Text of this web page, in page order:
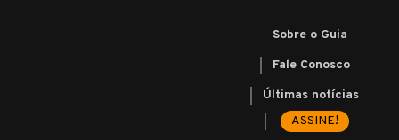
Sobre o Guia
Fale Conosco
Últimas notícias
ASSINE!